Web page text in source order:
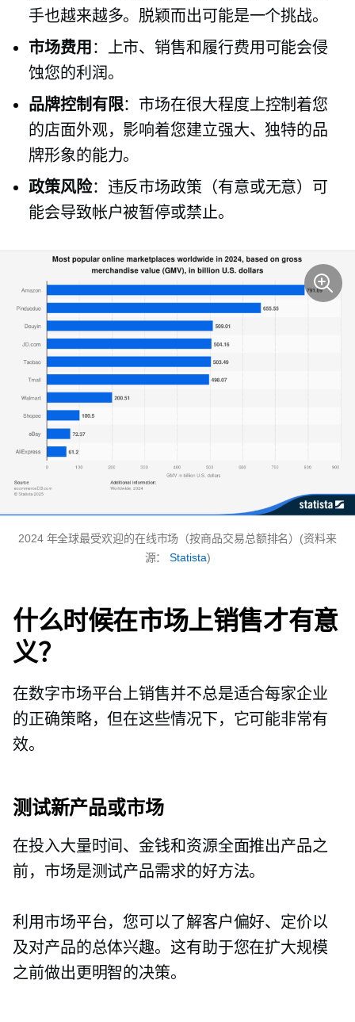
手也越来越多。脱颖而出可能是一个挑战。
市场费用 ：上市、销售和履行费用可能会侵
蚀您的利润。
品牌控制有限：市场在很大程度上控制着您
的店面外观，影响着您建立强大、独特的品
牌形象的能力。
政策风险：违反市场政策（有意或无意）可
能会导致帐户被暂停或禁止。
2024 年全球最受欢迎的在线市场（按商品交易总额排名）(资料来
源：Statista)
什么时候在市场上销售才有意
义？
在数字市场平台上销售并不总是适合每家企业
的正确策略，但在这些情况下，它可能非常有
效。
测试新产品或市场
在投入大量时间、金钱和资源全面推出产品之
前，市场是测试产品需求的好方法。
利用市场平台，您可以了解客户偏好、定价以
及对产品的总体兴趣。这有助于您在扩大规模
之前做出更明智的决策。